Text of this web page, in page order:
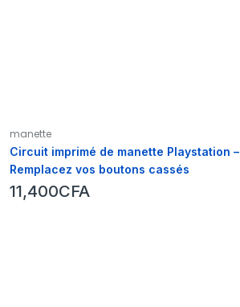
manette
Circuit imprimé de manette Playstation –
Remplacez vos boutons cassés
11,400CFA